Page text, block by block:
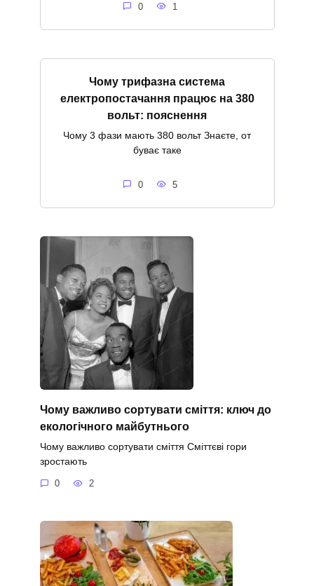
0 1
Чому трифазна система
електропостачання працює на 380
вольт: пояснення
Чому 3 фази мають 380 вольт Знаєте, от
буває таке
0 5
Чому важливо сортувати сміття: ключ до
екологічного майбутнього
Чому важливо сортувати сміття Сміттєві гори
зростають
0 2